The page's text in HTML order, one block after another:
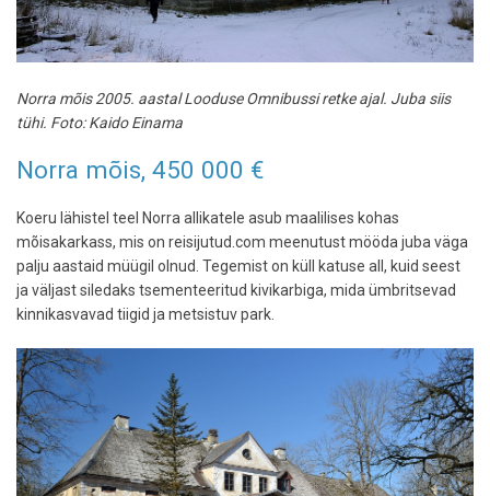
Norra mõis 2005. aastal Looduse Omnibussi retke ajal. Juba siis
tühi. Foto: Kaido Einama
Norra mõis, 450 000 €
Koeru lähistel teel Norra allikatele asub maalilises kohas
mõisakarkass, mis on reisijutud.com meenutust mööda juba väga
palju aastaid müügil olnud. Tegemist on küll katuse all, kuid seest
ja väljast siledaks tsementeeritud kivikarbiga, mida ümbritsevad
kinnikasvavad tiigid ja metsistuv park.